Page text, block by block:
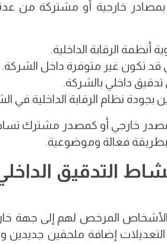
بمصادر خارجية أو مشتركة من
الرقابة الداخلية.
قد تكون غير متوفرة داخل الشركة.
تدقيق داخلي بالشركة.
بجودة نظام الرقابة الداخلية في
خارجي أو كمصدر مشترك
بطريقة فعالة وموضوعية.
التدقيق
التعديلات إضافة ملحقين